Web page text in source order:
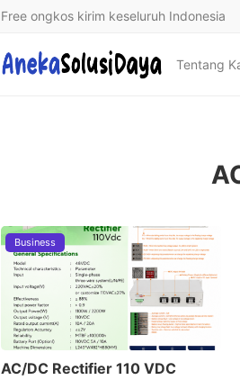
Free ongkos kirim keseluruh Indonesia
Tentang
Business
AC/DC Rectifier 110 VDC